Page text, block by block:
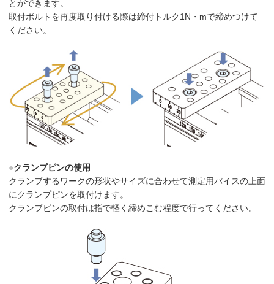
とができます。
取付ボルトを再度取り付ける際は締付トルク1N・mで締めつけて
ください。
●クランプピンの使用
クランプするワークの形状やサイズに合わせて測定用バイスの上面
にクランプピンを取付けます。
クランプピンの取付は指で軽く締めこむ程度で行ってください。